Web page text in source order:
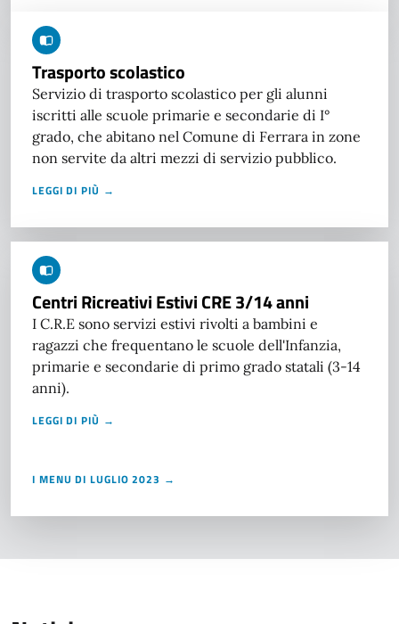
Trasporto scolastico
Servizio di trasporto scolastico per gli alunni
iscritti alle scuole primarie e secondarie di I°
grado, che abitano nel Comune di Ferrara in zone
non servite da altri mezzi di servizio pubblico.
LEGGI DI PIÙ →
Centri Ricreativi Estivi CRE 3/14 anni
I C.R.E sono servizi estivi rivolti a bambini e
ragazzi che frequentano le scuole dell'Infanzia,
primarie e secondarie di primo grado statali (3-14
anni).
LEGGI DI PIÙ →
I MENU DI LUGLIO 2023 →